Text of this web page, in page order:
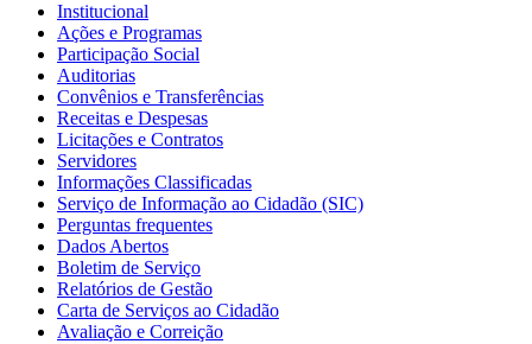
Institucional
Ações e Programas
Participação Social
Auditorias
Convênios e Transferências
Receitas e Despesas
Licitações e Contratos
Servidores
Informações Classificadas
Serviço de Informação ao Cidadão (SIC)
Perguntas frequentes
Dados Abertos
Boletim de Serviço
Relatórios de Gestão
Carta de Serviços ao Cidadão
Avaliação e Correição